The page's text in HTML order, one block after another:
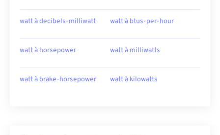
watt à decibels-milliwatt watt à btus-per-hour
watt à horsepower watt à milliwatts
watt à brake-horsepower watt à kilowatts